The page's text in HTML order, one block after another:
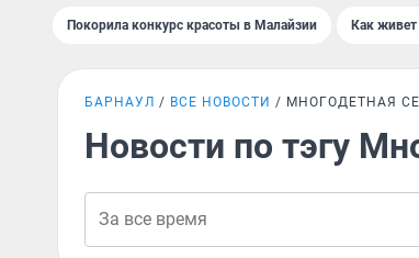
Покорила конкурс красоты в Малайзии Как
БАРНАУЛ ВСЕ НОВОСТИ МНОГОДЕТНАЯ
Новости по тэгу